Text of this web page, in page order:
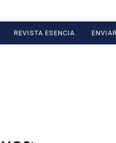
REVISTA ESENCIA